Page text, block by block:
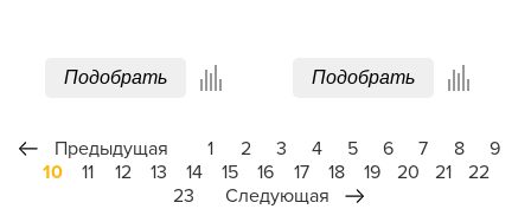
Подобрать Подобрать
Предыдущая 1 2 3 4 5 6 7 8
9
10
11 12 13 14 15 16 17 18 19 20 21
22
23
Следующая